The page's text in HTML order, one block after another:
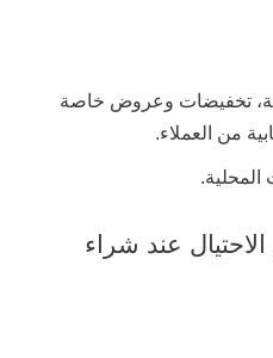
تخفيضات وعروض خاصة
من العملاء.
المحلية.
عند شراء